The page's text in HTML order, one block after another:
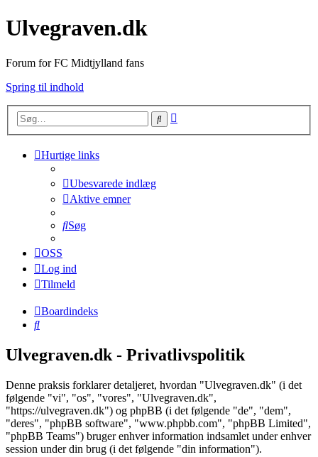
Ulvegraven.dk
Forum for FC Midtjylland fans
Spring til indhold
Søg
Hurtige links
Ubesvarede indlæg
Aktive emner
Søg
OSS
Log ind
Tilmeld
Boardindeks
Søg
Ulvegraven.dk - Privatlivspolitik
Denne praksis forklarer detaljeret, hvordan "Ulvegraven.dk" (i det
følgende "vi", "os", "vores", "Ulvegraven.dk",
"https://ulvegraven.dk") og phpBB (i det følgende "de", "dem",
"deres", "phpBB software", "www.phpbb.com", "phpBB Limited",
"phpBB Teams") bruger enhver information indsamlet under enhver
session under din brug (i det følgende "din information").